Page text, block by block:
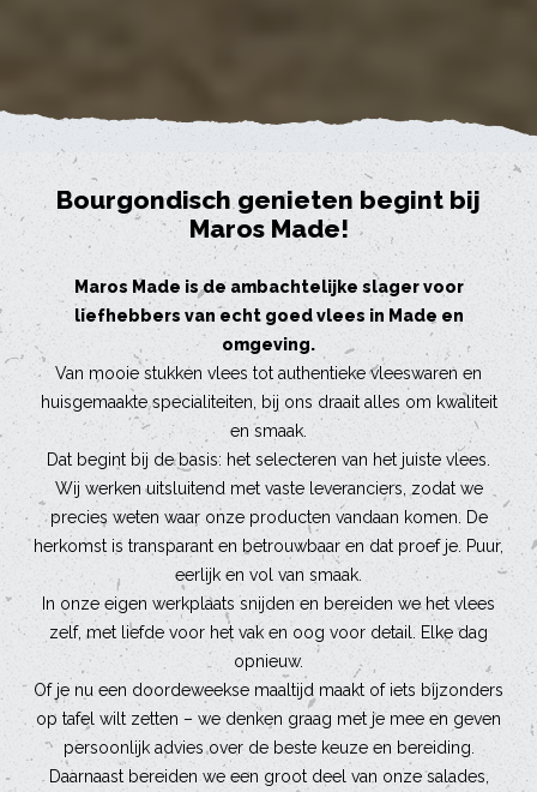
Bourgondisch genieten begint bij
Maros Made!
Maros Made is de ambachtelijke slager voor
liefhebbers van echt goed vlees in Made en
omgeving.
Van mooie stukken vlees tot authentieke vleeswaren en
huisgemaakte specialiteiten, bij ons draait alles om kwaliteit
en smaak.
Dat begint bij de basis: het selecteren van het juiste vlees.
Wij werken uitsluitend met vaste leveranciers, zodat we
precies weten waar onze producten vandaan komen. De
herkomst is transparant en betrouwbaar en dat proef je. Puur,
eerlijk en vol van smaak.
In onze eigen werkplaats snijden en bereiden we het vlees
zelf, met liefde voor het vak en oog voor detail. Elke dag
opnieuw.
Of je nu een doordeweekse maaltijd maakt of iets bijzonders
op tafel wilt zetten – we denken graag met je mee en geven
persoonlijk advies over de beste keuze en bereiding.
Daarnaast bereiden we een groot deel van onze salades,